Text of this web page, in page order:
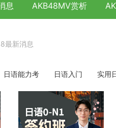
息 AKB48MV赏析
最新消息
日语能力考 日语入门 实用